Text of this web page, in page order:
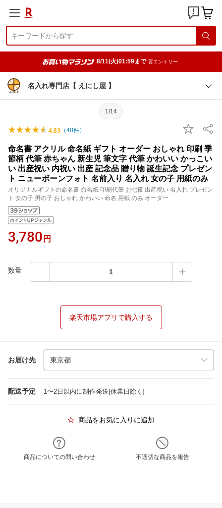
8/11(火)01:59まで 要エントリー
名入れ専門店【 えにし屋 】
1/14
4.83 （40件）
命名書 アクリル 命名紙 ギフト オーダー おしゃれ 印刷 季
節柄 代筆 赤ちゃん 新生児 筆文字 代筆 かわいい かっこい
い 出産祝い 内祝い 出産 記念品 贈り物 誕生記念 プレゼン
ト ニューボーンフォト 名前入り 名入れ 女の子 用紙のみ
オリジナルギフトの命名書 命名紙 印刷代筆 お七夜 出産祝い 名入れ プレゼン
ト 女の子 男の子 おしゃれ かわいい 命名 用紙 のみ オーダー
3,780 円
数量
楽天市場アプリで購入する
お届け先
配送予定 1〜2日以内に制作発送[休業日除く]
商品をお気に入りに追加
商品についての問い合わせ 不適切な商品を報告